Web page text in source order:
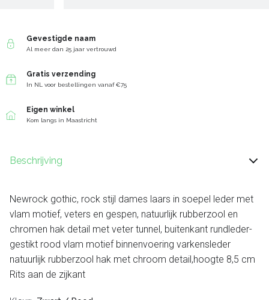
Gevestigde naam
Al meer dan 25 jaar vertrouwd
Gratis verzending
In NL voor bestellingen vanaf €75
Eigen winkel
Kom langs in Maastricht
Beschrijving
Newrock gothic, rock stijl dames laars in soepel leder met
vlam motief, veters en gespen, natuurlijk rubberzool en
chromen hak detail met veter tunnel, buitenkant rundleder-
gestikt rood vlam motief binnenvoering varkensleder
natuurlijk rubberzool hak met chroom detail,hoogte 8,5 cm
Rits aan de zijkant